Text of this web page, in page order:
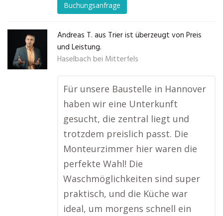
Buchungsanfrage
Andreas T. aus Trier ist überzeugt von Preis
und Leistung.
Haselbach bei Mitterfels
Für unsere Baustelle in Hannover
haben wir eine Unterkunft
gesucht, die zentral liegt und
trotzdem preislich passt. Die
Monteurzimmer hier waren die
perfekte Wahl! Die
Waschmöglichkeiten sind super
praktisch, und die Küche war
ideal, um morgens schnell ein